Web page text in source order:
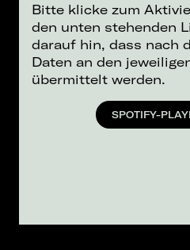
Bitte klicke zum
den unten stehenden
darauf hin, dass nach
Daten an den
übermittelt werden.
SPOTIFY-